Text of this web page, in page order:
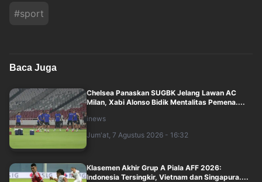
#sport
Baca Juga
Chelsea Panaskan SUGBK Jelang Lawan AC
Milan, Xabi Alonso Bidik Mentalitas Pemena....
inews
Jum'at, 7 Agustus 2026 - 16:32
Klasemen Akhir Grup A Piala AFF 2026:
Indonesia Tersingkir, Vietnam dan Singapura....